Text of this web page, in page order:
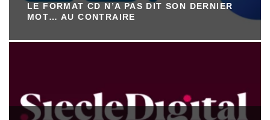
LE FORMAT CD N’A PAS DIT SON DERNIER
MOT… AU CONTRAIRE